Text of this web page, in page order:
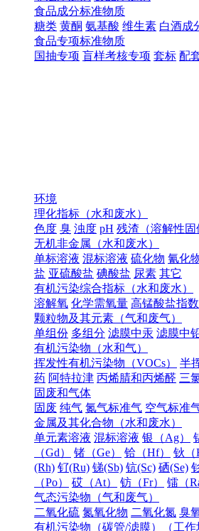
食品成分标准物质
糖类 黄酮 氨基酸 维生素 白酒成
食品专项标准物质
国抽专项 盲样考核专项 套标 配
环境
理化指标（水和废水）
色度 臭 浊度 pH 残渣（溶解性固
无机非金属（水和废水）
单标溶液 混标溶液 硫化物 氰化
盐 亚硫酸盐 碘酸盐 尿素 其它
有机污染综合指标（水和废水）
溶解氧 化学需氧量 高锰酸盐指数
颗粒物及其元素（气和废气）
单组份 多组分 滤膜中汞 滤膜中
有机污染物（水和气）
挥发性有机污染物（VOCs）
半
药 阿特拉津 丙烯腈和丙烯醛 三
固废和气体
固废 纯气 氮气标准气 空气标准
金属及其化合物（水和废水）
单元素溶液 混标溶液 银（Ag）
（Gd）
锗（Ge） 铪（Hf） 钬（
(Rh) 钌(Ru) 锑(Sb) 钪(Sc) 硒(Se)
（Po）
砹（At） 钫（Fr） 镭（
气态污染物（气和废气）
二氧化硫 氮氧化物 二氧化氮 臭
有机污染物（碳管/滤膜）（工作